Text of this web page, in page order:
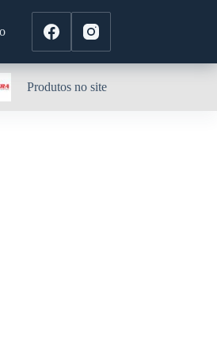
Produtos no site